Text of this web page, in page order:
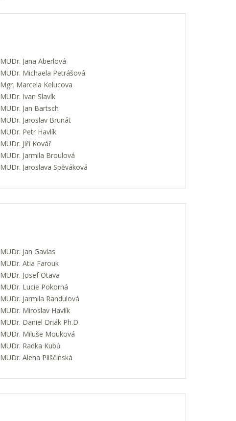
MUDr. Jana Aberlová
MUDr. Michaela Petrášová
Mgr. Marcela Kelucova
MUDr. Ivan Slavík
MUDr. Jan Bartsch
MUDr. Jaroslav Brunát
MUDr. Petr Havlík
MUDr. Jiří Kovář
MUDr. Jarmila Broulová
MUDr. Jaroslava Spěváková
MUDr. Jan Gavlas
MUDr. Atia Farouk
MUDr. Josef Otava
MUDr. Lucie Pokorná
MUDr. Jarmila Randulová
MUDr. Miroslav Havlík
MUDr. Daniel Driák Ph.D.
MUDr. Miluše Mouková
MUDr. Radka Kubů
MUDr. Alena Pliščinská